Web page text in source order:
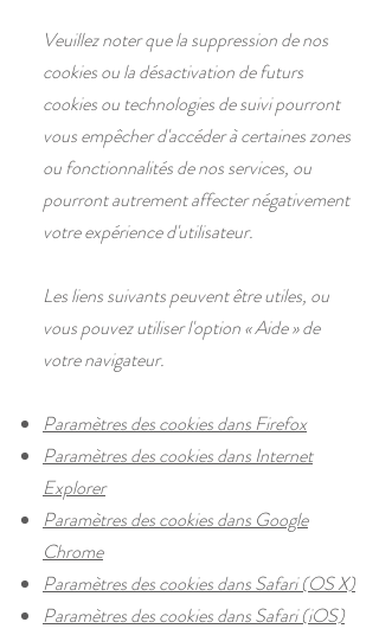
Veuillez noter que la suppression de nos
cookies ou la désactivation de futurs
cookies ou technologies de suivi pourront
vous empêcher d'accéder à certaines zones
ou fonctionnalités de nos services, ou
pourront autrement affecter négativement
votre expérience d'utilisateur.
Les liens suivants peuvent être utiles, ou
vous pouvez utiliser l'option«Aide»de
votre navigateur.
Paramètres des cookies dans Firefox
Paramètres des cookies dans Internet
Explorer
Paramètres des cookies dans Google
Chrome
Paramètres des cookies dans Safari (OS X)
Paramètres des cookies dans Safari (iOS)